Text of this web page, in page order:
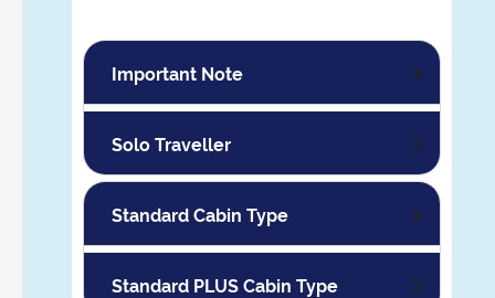
Important Note
Solo Traveller
Standard Cabin Type
Standard PLUS Cabin Type